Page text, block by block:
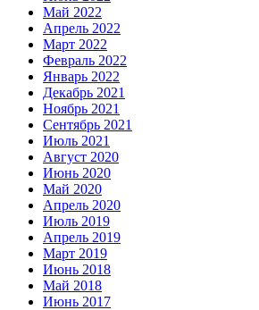
Май 2022
Апрель 2022
Март 2022
Февраль 2022
Январь 2022
Декабрь 2021
Ноябрь 2021
Сентябрь 2021
Июль 2021
Август 2020
Июнь 2020
Май 2020
Апрель 2020
Июль 2019
Апрель 2019
Март 2019
Июнь 2018
Май 2018
Июнь 2017